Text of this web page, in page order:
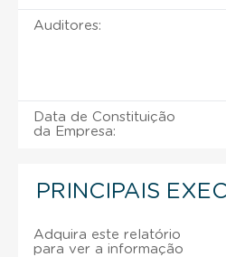
Auditores:
Data de Constituição
da Empresa:
PRINCIPAIS
Adquira este relatório
para ver a informação